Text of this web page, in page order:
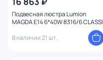
Подвесная люстра Lumion
MAGDA E14 6*40W 8316/6 CLASSI
В наличии 21 шт.
Вид лампы
Цоколь